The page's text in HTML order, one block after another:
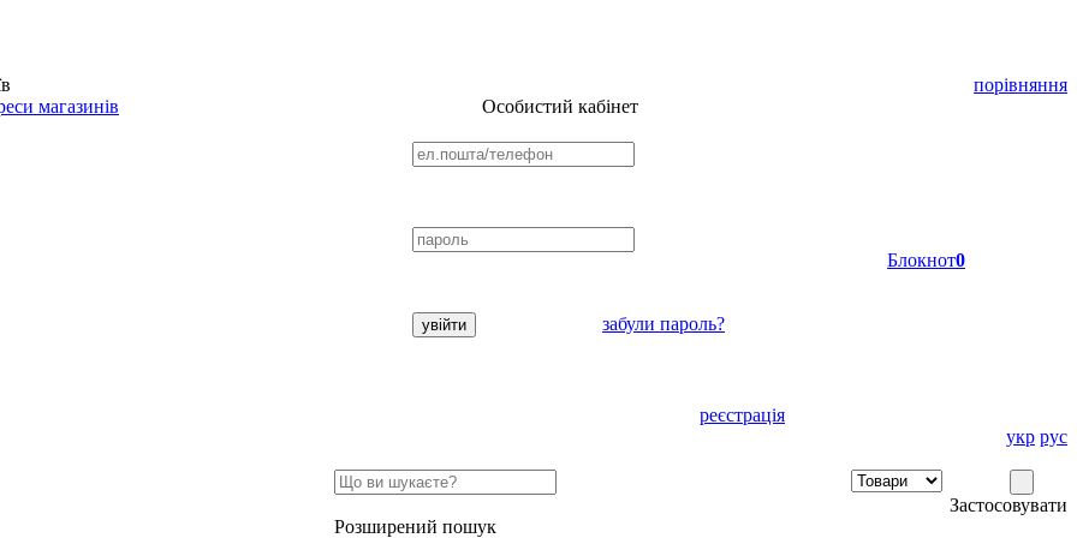
магазинів
порівняння
Особистий кабінет
забули пароль?
реєстрація
Блокнот0
укр рус
Застосовувати
Розширений пошук